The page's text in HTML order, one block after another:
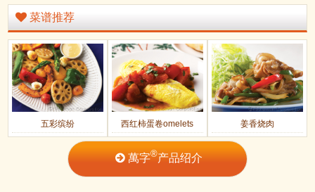
菜谱推荐
五彩缤纷 西红柿蛋卷omelets 姜香烧肉
萬字®产品绍介